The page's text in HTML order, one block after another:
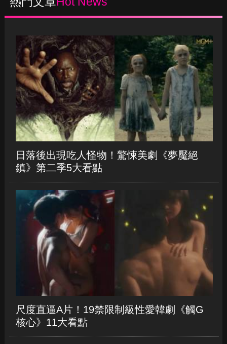
2024-05-03 13:48
熱門文章Hot News
日落後出現吃人怪物！驚悚美劇《夢魘絕
鎮》第二季5大看點